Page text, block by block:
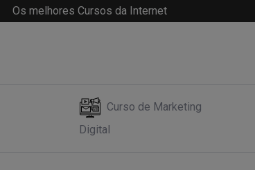
Os melhores Cursos da Internet
Curso de Marketing
Digital